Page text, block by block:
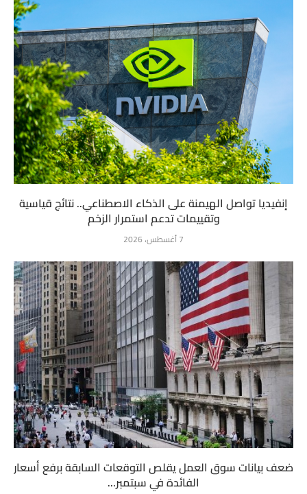
إنفيديا تواصل الهيمنة على الذكاء الاصطناعي.. نتائج قياسية
وتقييمات تدعم استمرار الزخم
7 أغسطس، 2026
ضعف بيانات سوق العمل يقلص التوقعات السابقة برفع أسعار
الفائدة في سبتمبر...